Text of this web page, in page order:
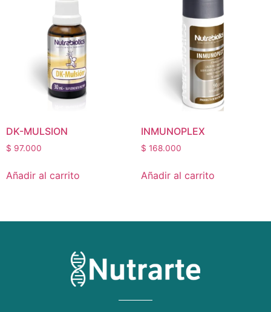
DK-MULSION
$ 97.000
Añadir al carrito
INMUNOPLEX
$ 168.000
Añadir al carrito